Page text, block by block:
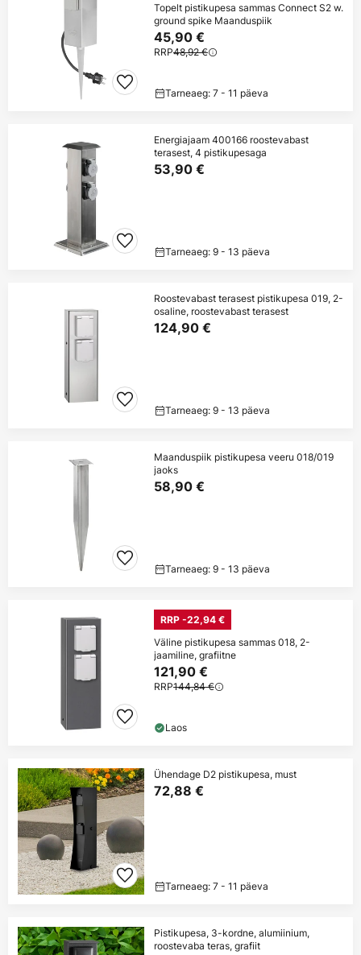
Topelt pistikupesa sammas Connect S2 w.
ground spike Maanduspiik
45,90 €
RRP48,92 €
Tarneaeg: 7 - 11 päeva
Energiajaam 400166 roostevabast
terasest, 4 pistikupesaga
53,90 €
Tarneaeg: 9 - 13 päeva
Roostevabast terasest pistikupesa 019, 2-
osaline, roostevabast terasest
124,90 €
Tarneaeg: 9 - 13 päeva
Maanduspiik pistikupesa veeru 018/019
jaoks
58,90 €
Tarneaeg: 9 - 13 päeva
RRP -22,94 €
Väline pistikupesa sammas 018, 2-
jaamiline, grafiitne
121,90 €
RRP144,84 €
Laos
Ühendage D2 pistikupesa, must
72,88 €
Tarneaeg: 7 - 11 päeva
Pistikupesa, 3-kordne, alumiinium,
roostevaba teras, grafiit